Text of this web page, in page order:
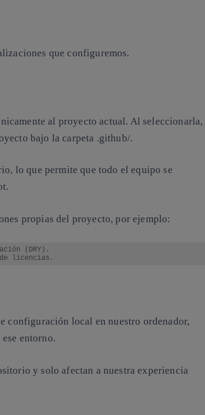
que configuremos.
al proyecto actual. Al seleccionarla,
bajo la carpeta .github/.
lo que permite que todo el equipo se
propias del proyecto, por ejemplo:
(DRY).
licencias.
configuración local en nuestro ordenador,
entorno.
y solo afectan a nuestra experiencia